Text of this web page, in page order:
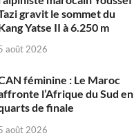
gravit le sommet du
Yatse II à 6.250 m
août 2026
féminine : Le Maroc
l’Afrique du Sud en
de finale
août 2026